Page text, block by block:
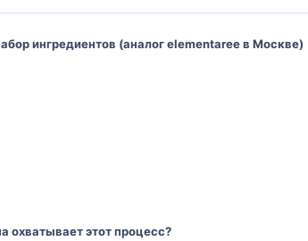
ингредиентов (аналог elementaree в Москве)
охватывает этот процесс?